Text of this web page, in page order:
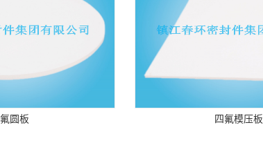
圆板 四氟模压板